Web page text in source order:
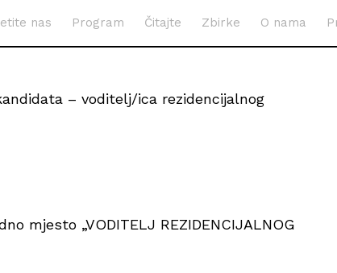
nas Program Čitajte Zbirke O nama
– voditelj/ica rezidencijalnog
mjesto „VODITELJ REZIDENCIJALNOG